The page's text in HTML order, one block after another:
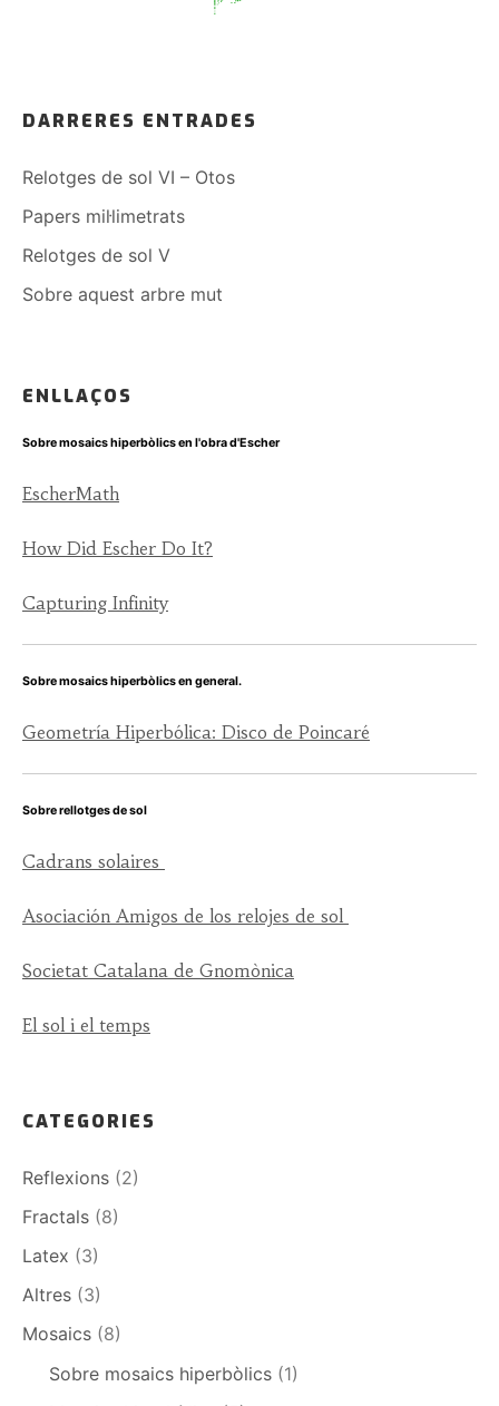
DARRERES ENTRADES
Relotges de sol VI – Otos
Papers mil·limetrats
Relotges de sol V
Sobre aquest arbre mut
ENLLAÇOS
Sobre mosaics hiperbòlics en l'obra d'Escher
EscherMath
How Did Escher Do It?
Capturing Infinity
Sobre mosaics hiperbòlics en general.
Geometría Hiperbólica: Disco de Poincaré
Sobre rellotges de sol
Cadrans solaires
Asociación Amigos de los relojes de sol
Societat Catalana de Gnomònica
El sol i el temps
CATEGORIES
Reflexions (2)
Fractals (8)
Latex (3)
Altres (3)
Mosaics (8)
Sobre mosaics hiperbòlics (1)